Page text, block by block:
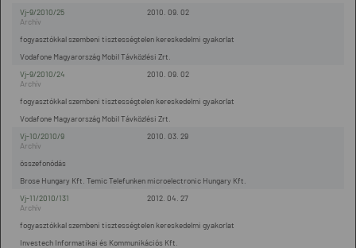
2010. 09. 02
Vj-9/2010/25
Vodafone Magyarország Mobil Távközlési Zrt.
fogyasztókkal szembeni tisztességtelen kereskedelmi gyakorlat
2010. 09. 02
Vj-9/2010/24
Vodafone Magyarország Mobil Távközlési Zrt.
fogyasztókkal szembeni tisztességtelen kereskedelmi gyakorlat
2010. 03. 29
Vj-10/2010/9
Brose Hungary Kft. Temic Telefunken microelectronic Hungary Kft.
összefonódás
2012. 04. 27
Vj-11/2010/131
Investech Informatikai és Kommunikációs Kft.
fogyasztókkal szembeni tisztességtelen kereskedelmi gyakorlat